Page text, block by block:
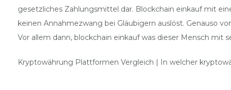
gesetzliches Zahlungsmittel dar. Blockchain einkauf mit
keinen Annahmezwang bei Gläubigern auslöst. Genauso
Vor allem dann, blockchain einkauf was dieser Mensch mit
Kryptowährung Plattformen Vergleich | In welcher